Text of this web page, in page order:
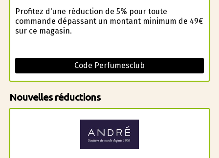
Profitez d'une réduction de 5% pour toute
commande dépassant un montant minimum de 49€
sur ce magasin.
Code Perfumesclub
Nouvelles réductions